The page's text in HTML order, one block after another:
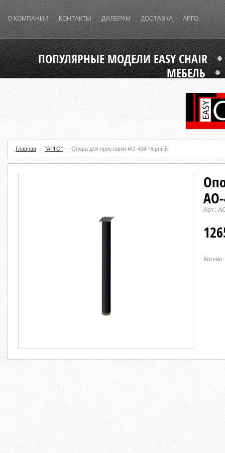
О КОМПАНИИ КОНТАКТЫ ДИЛЕРАМ ДОСТАВКА АРГО
ПОПУЛЯРНЫЕ МОДЕЛИ EASY CHAIR
МЕБЕЛЬ
Главная — "АРГО" — Опора для приставки АО-404 Черный
Арт.:
Кол-во: